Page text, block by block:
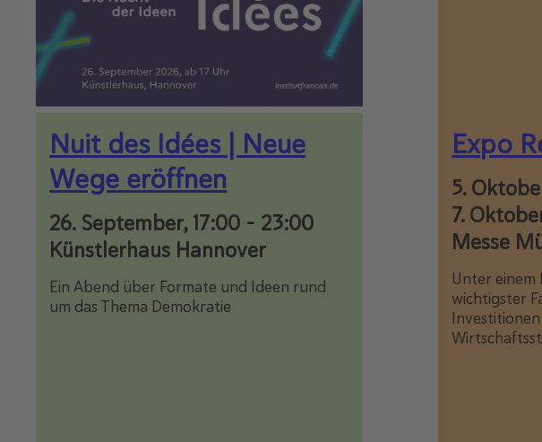
Nuit des Idées | Neue
Wege eröffnen
Ein Abend über Formate und Ideen rund
um das Thema Demokratie
26. September, 17:00 - 23:00
Künstlerhaus Hannover
Expo
Unter einem
wichtigster
5.
7.
Messe